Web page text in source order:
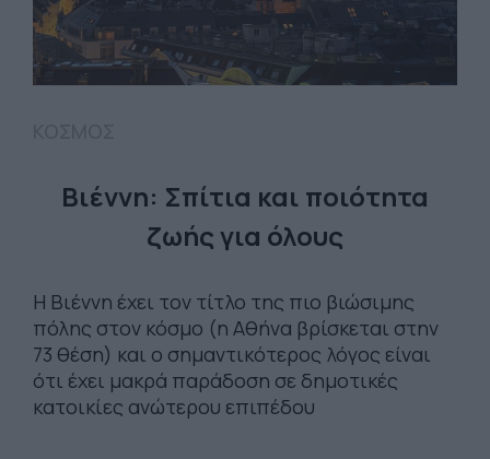
Βιέννη: Σπίτια και ποιότητα
ζωής για όλους
Η Βιέννη έχει τον τίτλο της πιο βιώσιμης
πόλης στον κόσμο (η Αθήνα βρίσκεται στην
73 θέση) και ο σημαντικότερος λόγος είναι
ότι έχει μακρά παράδοση σε δημοτικές
κατοικίες ανώτερου επιπέδου